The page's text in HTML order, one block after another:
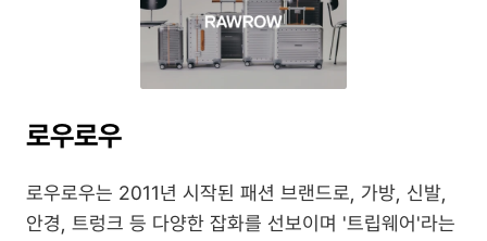
로우로우
로우로우는 2011년 시작된 패션 브랜드로, 가방, 신발,
안경, 트렁크 등 다양한 잡화를 선보이며 '트립웨어'라는